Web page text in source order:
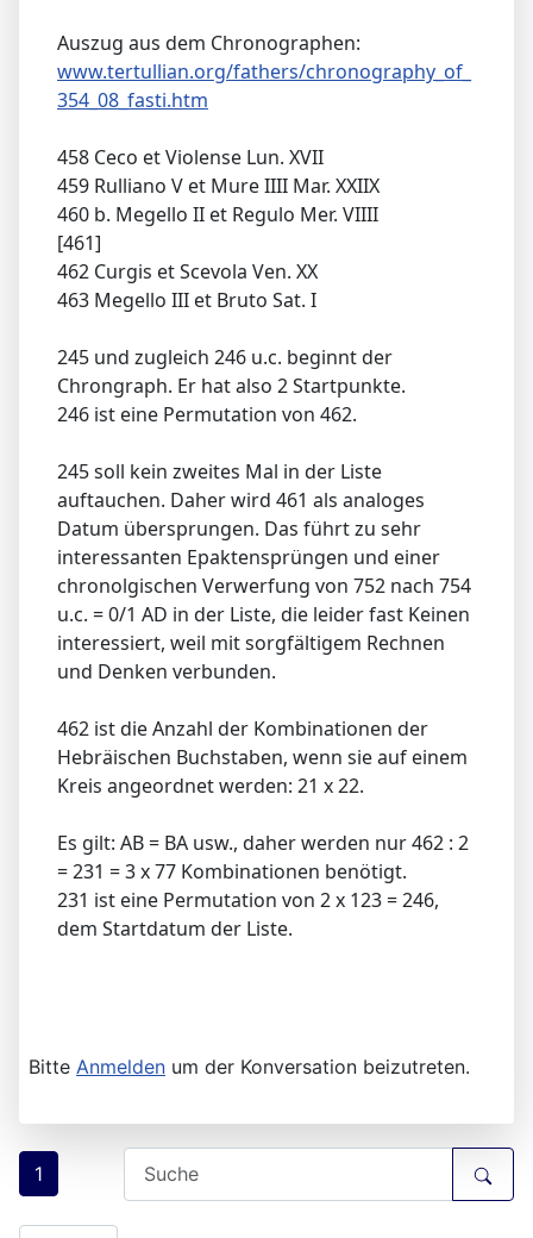
Auszug aus dem Chronographen:
www.tertullian.org/fathers/chronography_of_
354_08_fasti.htm
458 Ceco et Violense Lun. XVII
459 Rulliano V et Mure IIII Mar. XXIIX
460 b. Megello II et Regulo Mer. VIIII
[461]
462 Curgis et Scevola Ven. XX
463 Megello III et Bruto Sat. I
245 und zugleich 246 u.c. beginnt der
Chrongraph. Er hat also 2 Startpunkte.
246 ist eine Permutation von 462.
245 soll kein zweites Mal in der Liste
auftauchen. Daher wird 461 als analoges
Datum übersprungen. Das führt zu sehr
interessanten Epaktensprüngen und einer
chronolgischen Verwerfung von 752 nach 754
u.c. = 0/1 AD in der Liste, die leider fast Keinen
interessiert, weil mit sorgfältigem Rechnen
und Denken verbunden.
462 ist die Anzahl der Kombinationen der
Hebräischen Buchstaben, wenn sie auf einem
Kreis angeordnet werden: 21 x 22.
Es gilt: AB = BA usw., daher werden nur 462 : 2
= 231 = 3 x 77 Kombinationen benötigt.
231 ist eine Permutation von 2 x 123 = 246,
dem Startdatum der Liste.
Bitte Anmelden um der Konversation beizutreten.
1